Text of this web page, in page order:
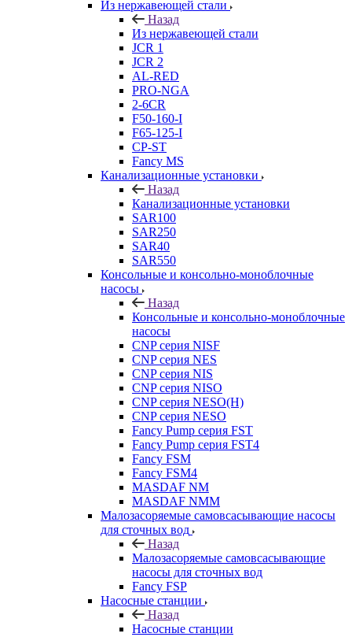
Из нержавеющей стали
Назад
Из нержавеющей стали
JCR 1
JCR 2
AL-RED
PRO-NGA
2-6CR
F50-160-I
F65-125-I
CP-ST
Fancy MS
Канализационные установки
Назад
Канализационные установки
SAR100
SAR250
SAR40
SAR550
Консольные и консольно-моноблочные
насосы
Назад
Консольные и консольно-моноблочные
насосы
CNP серия NISF
CNP серия NES
CNP серия NIS
CNP серия NISO
CNP серия NESO(H)
CNP серия NESO
Fancy Pump серия FST
Fancy Pump серия FST4
Fancy FSM
Fancy FSM4
MASDAF NM
MASDAF NMM
Малозасоряемые самовсасывающие насосы
для сточных вод
Назад
Малозасоряемые самовсасывающие
насосы для сточных вод
Fancy FSP
Насосные станции
Назад
Насосные станции